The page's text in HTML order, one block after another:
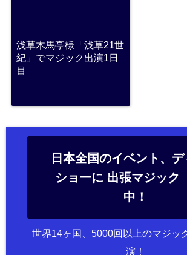
浅草木馬亭様「浅草21世
紀」でマジック出演1日
目
日本全国のイベント、
ショーに 出張マジッ
中！
世界14ヶ国、5000回以上のマジッ
演！